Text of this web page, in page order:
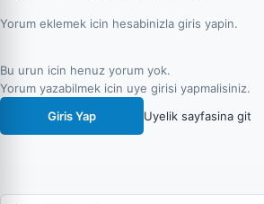
Yorum eklemek icin hesabinizla giris yapin.
Bu urun icin henuz yorum yok.
Yorum yazabilmek icin uye girisi yapmalisiniz.
Giris Yap
Uyelik sayfasina git